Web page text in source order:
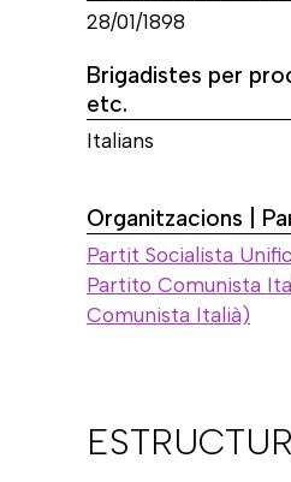
28/01/1898
Brigadistes per
etc.
Italians
Organitzacions |
Partit Socialista
Partito Comunista
Comunista Italià)